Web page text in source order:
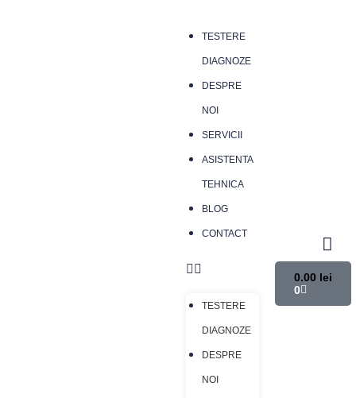
TESTERE
DIAGNOZE
DESPRE
NOI
SERVICII
ASISTENTA
TEHNICA
BLOG
CONTACT
TESTERE
DIAGNOZE
DESPRE
NOI
0.00 lei
0